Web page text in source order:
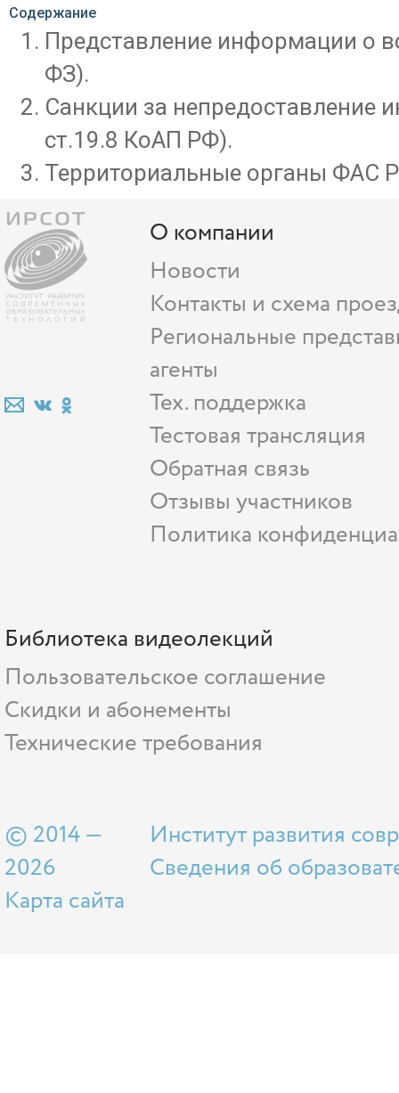
Содержание
Представление информации о
ФЗ).
Санкции за непредоставление
ст.19.8 КоАП РФ).
Территориальные органы ФАС
О компании
Новости
Контакты и схема
Региональные
агенты
Тех. поддержка
Тестовая трансляция
Обратная связь
Отзывы участников
Политика
Библиотека видеолекций
Пользовательское соглашение
Скидки и абонементы
Технические требования
© 2014 —
2026
Карта сайта
Институт развития
Сведения об